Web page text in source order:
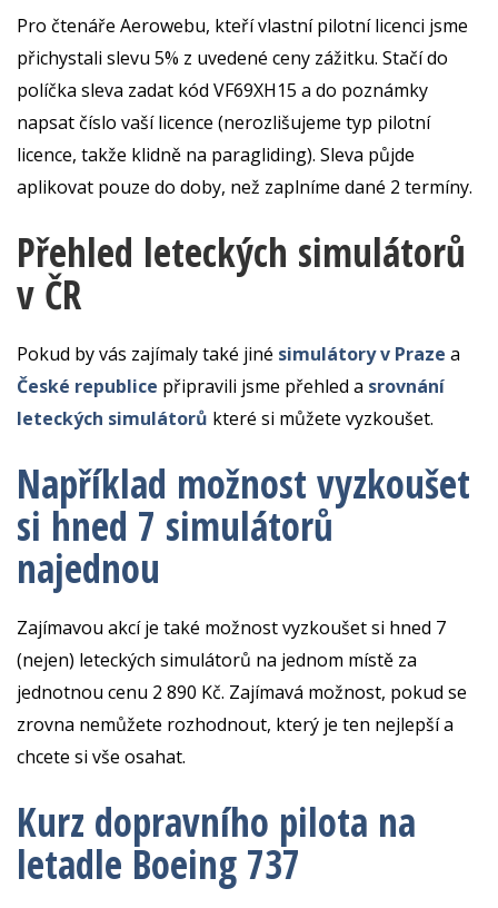
Pro čtenáře Aerowebu, kteří vlastní pilotní licenci jsme
přichystali slevu 5% z uvedené ceny zážitku. Stačí do
políčka sleva zadat kód VF69XH15 a do poznámky
napsat číslo vaší licence (nerozlišujeme typ pilotní
licence, takže klidně na paragliding). Sleva půjde
aplikovat pouze do doby, než zaplníme dané 2 termíny.
Přehled leteckých simulátorů
v ČR
Pokud by vás zajímaly také jiné simulátory v Praze a
České republice připravili jsme přehled a srovnání
leteckých simulátorů které si můžete vyzkoušet.
Například možnost vyzkoušet
si hned 7 simulátorů
najednou
Zajímavou akcí je také možnost vyzkoušet si hned 7
(nejen) leteckých simulátorů na jednom místě za
jednotnou cenu 2 890 Kč. Zajímavá možnost, pokud se
zrovna nemůžete rozhodnout, který je ten nejlepší a
chcete si vše osahat.
Kurz dopravního pilota na
letadle Boeing 737